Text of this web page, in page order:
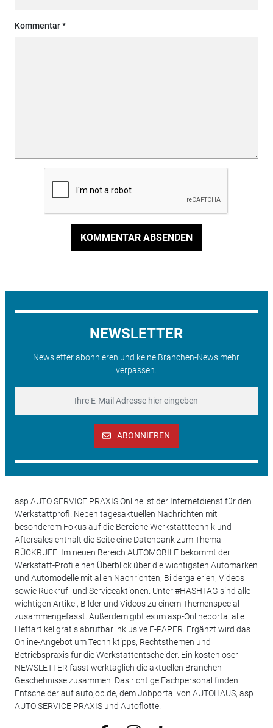
Kommentar
KOMMENTAR ABSENDEN
NEWSLETTER
Newsletter abonnieren und keine Branchen-News mehr
verpassen.
ABONNIEREN
asp AUTO SERVICE PRAXIS Online ist der Internetdienst für den
Werkstattprofi. Neben tagesaktuellen Nachrichten mit
besonderem Fokus auf die Bereiche Werkstatttechnik und
Aftersales enthält die Seite eine Datenbank zum Thema
RÜCKRUFE. Im neuen Bereich AUTOMOBILE bekommt der
Werkstatt-Profi einen Überblick über die wichtigsten Automarken
und Automodelle mit allen Nachrichten, Bildergalerien, Videos
sowie Rückruf- und Serviceaktionen. Unter #HASHTAG sind alle
wichtigen Artikel, Bilder und Videos zu einem Themenspecial
zusammengefasst. Außerdem gibt es im asp-Onlineportal alle
Heftartikel gratis abrufbar inklusive E-PAPER. Ergänzt wird das
Online-Angebot um Techniktipps, Rechtsthemen und
Betriebspraxis für die Werkstattentscheider. Ein kostenloser
NEWSLETTER fasst werktäglich die aktuellen Branchen-
Geschehnisse zusammen. Das richtige Fachpersonal finden
Entscheider auf autojob.de, dem Jobportal von AUTOHAUS, asp
AUTO SERVICE PRAXIS und Autoflotte.